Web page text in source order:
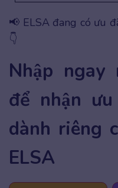
📢 ELSA đang có ưu
👇
Nhập ngay
để nhận
dành riêng
ELSA